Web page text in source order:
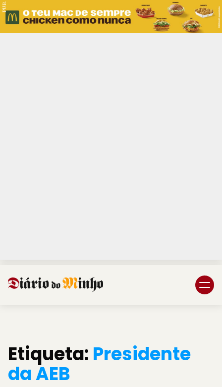
PUB.
Etiqueta: Presidente
da AEB